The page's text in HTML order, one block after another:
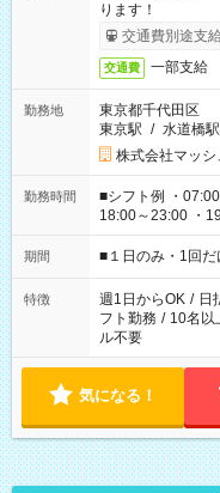
ります！
交通費別途支
交通費 一部支給
勤務地
東京都千代田区
東京駅 / 水道橋駅
株式会社マッシ
勤務時間
■シフト例 ・
18:00～23:00 ・
etc ★最短で3時間で5,120円のお仕事から 15時間で2万円近く稼
げるお仕事も！ ご希望のお時間に合わせてご紹介！ ※シフトは
ください！
期間 ■１日のみ・1回だ
特徴 週1日からOK / 日
フト勤務 / 10名以
ル不要
気になる！